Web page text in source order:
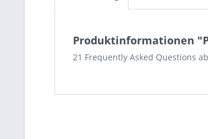
Produktinformationen
21 Frequently Asked Questions